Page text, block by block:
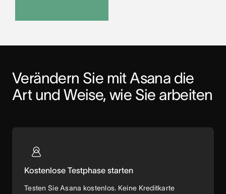
Verändern Sie mit Asana die
Art und Weise, wie Sie arbeiten
Kostenlose Testphase starten
Testen Sie Asana kostenlos. Keine Kreditkarte